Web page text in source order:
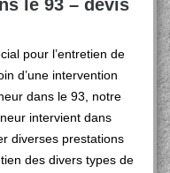
le 93 – devis
pour l’entretien de
d’une intervention
dans le 93, notre
intervient dans
diverses prestations
des divers types de